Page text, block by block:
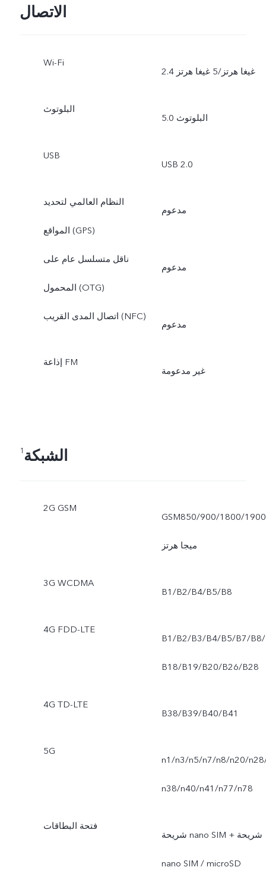
الاتصال
Wi-Fi
2.4 غيغا هرتز/5 غيغا هرتز
البلوتوث
البلوتوث 5.0
USB
USB 2.0
النظام العالمي لتحديد
المواقع (GPS)
مدعوم
ناقل متسلسل عام على
المحمول (OTG)
مدعوم
اتصال المدى القريب (NFC)
مدعوم
إذاعة FM
غير مدعومة
الشبكة 1
2G GSM
GSM850/900/1800/1900
ميجا هرتز
3G WCDMA
B1/B2/B4/B5/B8
4G FDD-LTE
B1/B2/B3/B4/B5/B7/B8/
B18/B19/B20/B26/B28
4G TD-LTE
B38/B39/B40/B41
5G
n1/n3/n5/n7/n8/n20/
n38/n40/n41/n77/n78
فتحة البطاقات
شريحة nano SIM + شريحة
nano SIM / microSD